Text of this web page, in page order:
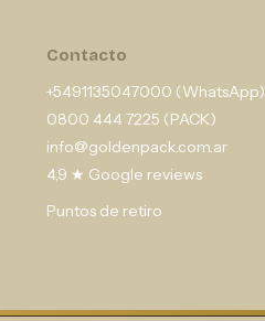
Contacto
+5491135047000 (WhatsApp)
0800 444 7225 (PACK)
info@goldenpack.com.ar
4,9 ★ Google reviews
Puntos de retiro